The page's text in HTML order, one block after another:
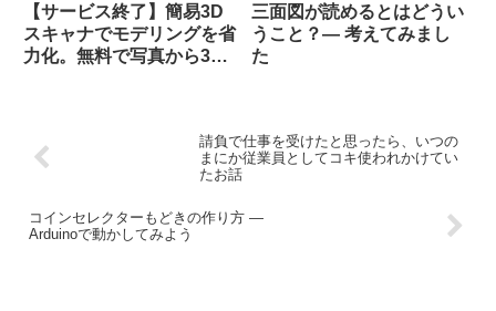
【サービス終了】簡易3D
スキャナでモデリングを省
力化。無料で写真から3D
三面図が読めるとはどうい
うこと？― 考えてみまし
た
請負で仕事を受けたと思ったら、いつの
まにか従業員としてコキ使われかけてい
たお話
コインセレクターもどきの作り方 ―
Arduinoで動かしてみよう